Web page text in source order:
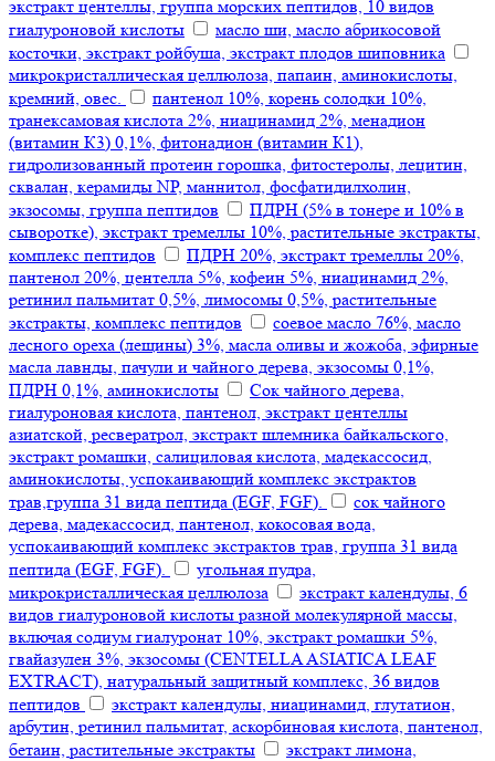
экстракт центеллы, группа морских пептидов, 10 видов
гиалуроновой кислоты
масло ши, масло абрикосовой
косточки, экстракт ройбуша, экстракт плодов шиповника
микрокристаллическая целлюлоза, папаин, аминокислоты,
кремний, овес.
пантенол 10%, корень солодки 10%,
транексамовая кислота 2%, ниацинамид 2%, менадион
(витамин К3) 0,1%, фитонадион (витамин К1),
гидролизованный протеин горошка, фитостеролы, лецитин,
сквалан, керамиды NP, маннитол, фосфатидилхолин,
экзосомы, группа пептидов
ПДРН (5% в тонере и 10% в
сыворотке), экстракт тремеллы 10%, растительные экстракты,
комплекс пептидов
ПДРН 20%, экстракт тремеллы 20%,
пантенол 20%, центелла 5%, кофеин 5%, ниацинамид 2%,
ретинил пальмитат 0,5%, лимосомы 0,5%, растительные
экстракты, комплекс пептидов
соевое масло 76%, масло
лесного ореха (лещины) 3%, масла оливы и жожоба, эфирные
масла лавнды, пачули и чайного дерева, экзосомы 0,1%,
ПДРН 0,1%, аминокислоты
Сок чайного дерева,
гиалуроновая кислота, пантенол, экстракт центеллы
азиатской, ресвератрол, экстракт шлемника байкальского,
экстракт ромашки, салициловая кислота, мадекассосид,
аминокислоты, успокаивающий комплекс экстрактов
трав,группа 31 вида пептида (EGF, FGF).
сок чайного
дерева, мадекассосид, пантенол, кокосовая вода,
успокаивающий комплекс экстрактов трав, группа 31 вида
пептида (EGF, FGF).
угольная пудра,
микрокристаллическая целлюлоза
экстракт календулы, 6
видов гиалуроновой кислоты разной молекулярной массы,
включая содиум гиалуронат 10%, экстракт ромашки 5%,
гвайазулен 3%, экзосомы (CENTELLA ASIATICA LEAF
EXTRACT), натуральный защитный комплекс, 36 видов
пептидов
экстракт календулы, ниацинамид, глутатион,
арбутин, ретинил пальмитат, аскорбиновая кислота, пантенол,
бетаин, растительные экстракты
экстракт лимона,